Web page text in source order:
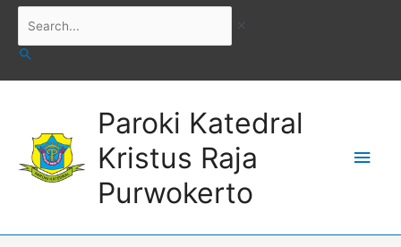
Skip
content
Paroki Katedral
Kristus Raja
Purwokerto